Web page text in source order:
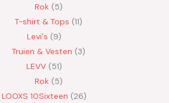
Rok 5
T-shirt & Tops 11
Levi's
9
Truien & Vesten
3
LEVV 51
Rok 5
LOOXS 10Sixteen
26